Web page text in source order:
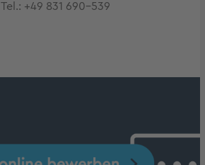
Tel.: +49 831 690-539